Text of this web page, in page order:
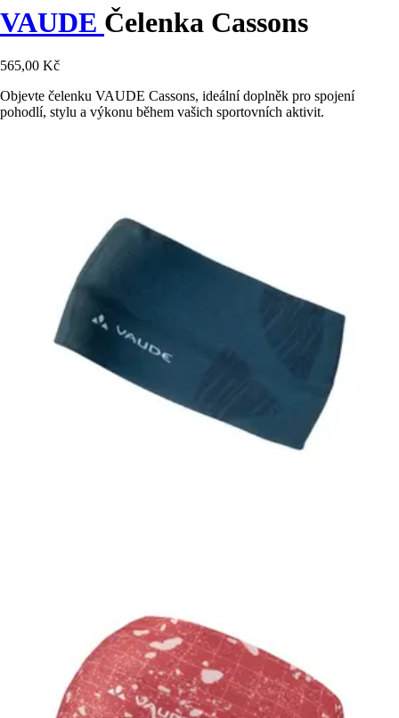
VAUDE Čelenka Cassons
565,00 Kč
Objevte čelenku VAUDE Cassons, ideální doplněk pro spojení
pohodlí, stylu a výkonu během vašich sportovních aktivit.